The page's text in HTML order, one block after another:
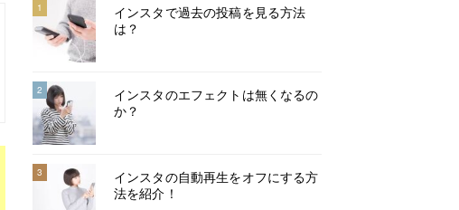
1
インスタで過去の投稿を見る方法
は？
2
インスタのエフェクトは無くなるの
か？
3
インスタの自動再生をオフにする方
法を紹介！